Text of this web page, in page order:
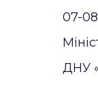
07-
ДНУ